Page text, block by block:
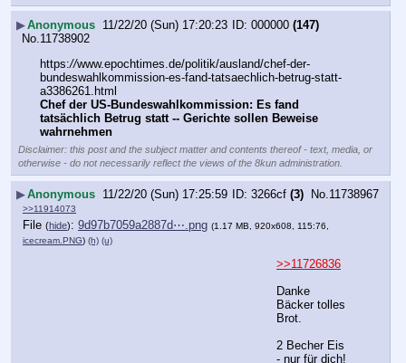
▶Anonymous 11/22/20 (Sun) 17:20:23 000000 (147)
No. 11738902
https://www.epochtimes.de/politik/ausland/chef-der-
bundeswahlkommission-es-fand-tatsaechlich-betrug-statt-
a3386261.html
Chef der US-Bundeswahlkommission: Es fand
tatsächlich Betrug statt -- Gerichte sollen Beweise
wahrnehmen
Disclaimer: this post and the subject matter and contents thereof - text, media, or
otherwise - do not necessarily reflect the views of the 8kun administration.
▶Anonymous 11/22/20 (Sun) 17:25:59 3266cf (3) No.11738967
>>11914073
File (hide): 9d97b7059a2887d⋯.png (1.17 MB, 920x608, 115:76,
icecream.PNG) (h) (u)
>>11726836
Danke
Bäcker tolles
Brot.
2 Becher Eis
- nur für dich!